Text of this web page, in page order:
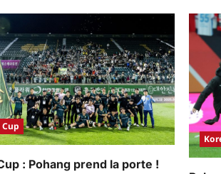
Cup
: Pohang prend la porte !